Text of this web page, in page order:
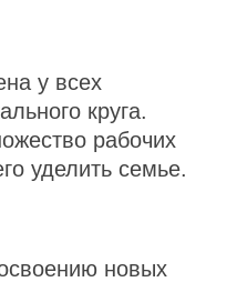
у всех
круга.
рабочих
уделить семье.
новых